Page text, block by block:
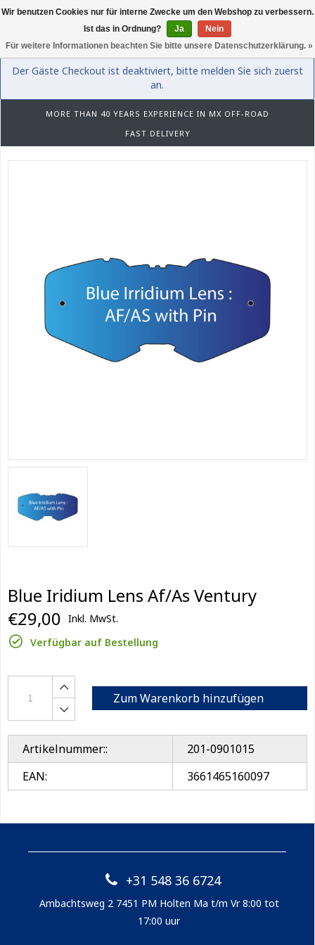
0
Der Gäste Checkout ist deaktiviert, bitte melden Sie sich zuerst
an.
MORE THAN 40 YEARS EXPERIENCE IN MX OFF-ROAD
FAST DELIVERY
Blue Iridium Lens Af/As Ventury
€29,00 Inkl. MwSt.
Verfügbar auf Bestellung
Zum Warenkorb hinzufügen
Artikelnummer::
201-0901015
EAN:
3661465160097
+31 548 36 6724
Ambachtsweg 2 7451 PM Holten Ma t/m Vr 8:00 tot
17:00 uur
Wir benutzen Cookies nur für interne Zwecke um den Webshop zu verbessern.
Ist das in Ordnung?
Ja
Nein
Für weitere Informationen beachten Sie bitte unsere Datenschutzerklärung. »